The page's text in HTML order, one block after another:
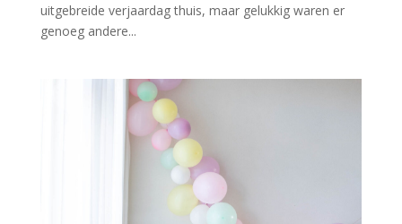
uitgebreide verjaardag thuis, maar gelukkig waren er
genoeg andere...